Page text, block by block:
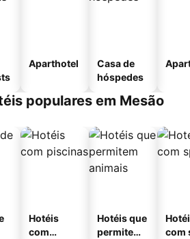
Aparthotel
Casa de
hóspedes
populares em Mesão
Hotéis
com
Hotéis que
permitem
com